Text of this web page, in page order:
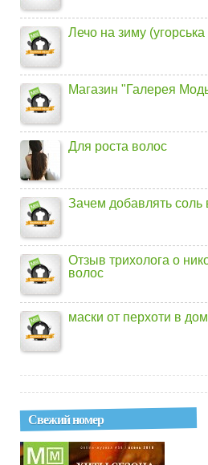
Лечо на зиму (угорська
Магазин "Галерея
Для роста волос
Зачем добавлять
Отзыв трихолога о
волос
маски от перхоти в
Свежий номер